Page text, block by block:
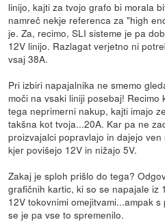
linijo, kajti za tvojo grafo bi morala
namreč nekje referenca za "high
je. Za, recimo, SLI sisteme je pa
12V linijo. Razlagat verjetno ni
vsaj 38A.
Pri izbiri napajalnika ne smemo
moči na vsaki liniji posebaj!
tega neprimerni nakup, kajti imajo
takšna kot tvoja...20A. Kar pa ne
proizvajalci popravlajo in dajejo
kjer povišejo 12V in nižajo 5V.
Zakaj je sploh prišlo do tega?
grafičnih kartic, ki so se napajale iz
12V tokovnimi omejitvami...ampak
se je pa vse to spremenilo.